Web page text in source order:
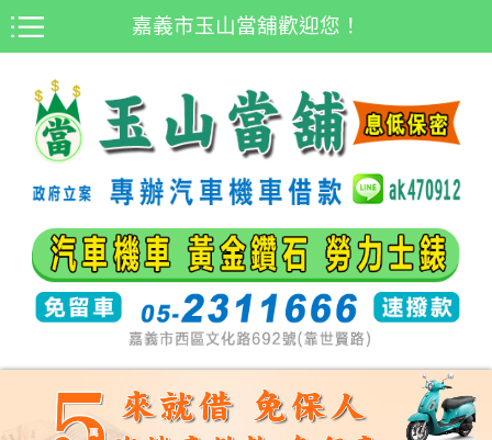
嘉義市玉山當舖歡迎您！